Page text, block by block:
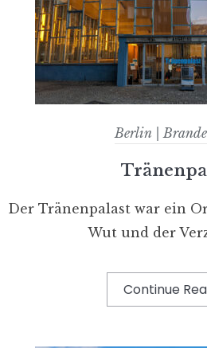
Berlin |
Der Tränenpalast war ein
Wut und der
Continue